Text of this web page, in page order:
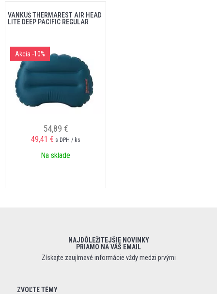
VANKÚŠ THERMAREST AIR HEAD
LITE DEEP PACIFIC REGULAR
Akcia -10%
54,89 €
49,41 € s DPH / ks
Na sklade
NAJDÔLEŽITEJŠIE NOVINKY
PRIAMO NA VÁŠ EMAIL
Získajte zaujímavé informácie vždy medzi prvými
ZVOĽTE TÉMY